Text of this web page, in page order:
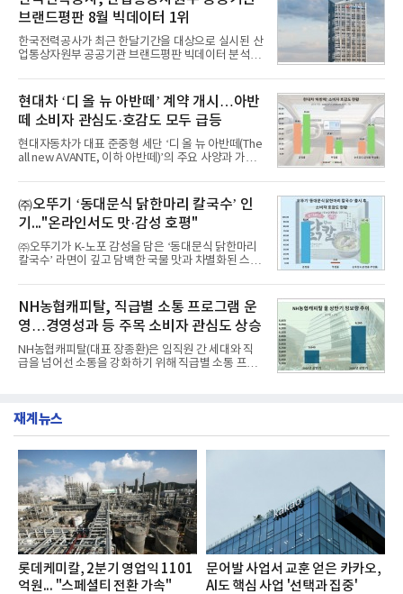
8월 7일까지 수집된 소비자 빅데이터 10,074,233건
을 분석한 결과, 메가스터디교육이 브랜드평판지수
1,710,926을 기록하며 8월 1위에 올랐다고 밝혔다.
분석에 활용된 빅데이터는 지난 7월(9,491,206건) 대
비 6.14% 증가한 수치로, 교육서비스 상장기업 브랜
디교육, 대교, 디지
브랜드평판 8월 빅데이터 1위
한국전력공사가 최근 한달기간을 대상으로 실시된 산
업통상자원부 공공기관 브랜드평판 빅데이터 분석에
이 순으로 뒤를 이었다.7일 한국기업평판연구소(소장
구창환)는 산업통상자원부 공공기관 41개 브랜드를
대상으로 지난 7월 7일부터 8월 7일까지 수집된 소비
자 빅데이터 91,102,549건을 분석한 결과, 한국전력
공사가 브랜드평판지수 10,670,633을 기록하며 8월
1위에 올랐다고 밝혔다. 분석에 활용된 빅데이터는 지
난 7월(88,893,823건) 대비 2.48% 증가한 수치다.연
수력원자력, 한국석
현대차 ‘디 올 뉴 아반떼’ 계약 개시…아반
떼 소비자 관심도·호감도 모두 급등
현대자동차가 대표 준중형 세단 ‘디 올 뉴 아반떼(The
all new AVANTE, 이하 아반떼)’의 주요 사양과 가격
떼는 6년 만에 선보이는 8세대 완전변경 모델로, ▲정
교한 선과 면을 중심으로 완성한 파격적인 디자인 ▲
과거 중형 세단 수준으로 확대된 차체 제원 ▲글로벌
최고 수준의 안전성 ▲성능과 효율을 동시에 높인 주
행 완성도 ▲첨단 편의 및 디지털 사양 적용 등을 통해
글로벌 준중형 세단의 새로운 기준을 세웠다.아반떼
는 가솔린 2.0과 1.6 하이브리드 두 가지 파워트레인
넘
㈜오뚜기 ‘동대문식 닭한마리 칼국수’ 인
기..."온라인서도 맛·감성 호평"
㈜오뚜기가 K-노포 감성을 담은 ‘동대문식 닭한마리
칼국수’ 라면이 깊고 담백한 국물 맛과 차별화된 스토
혔다.‘동대문식 닭한마리 칼국수’는 예상을 뛰어넘는
소비자 호응에 힘입어 지난 7월 13일 첫 선을 보인 지
단 18일 만에 누적 판매량 50만 개를 돌파하는 성과를
거두었다.이번 신제품은 개발진이 전국의 닭한마리
전문점을 직접 찾아 다니며 최적의 육수 비율을 완성
했다. 자극적이지 않으면서도 깊은 닭육수에 마늘의
개운한 풍미를 더했으며, 국물이 잘 배어들면서도 쫄
서도
NH농협캐피탈, 직급별 소통 프로그램 운
영…경영성과 등 주목 소비자 관심도 상승
NH농협캐피탈(대표 장종환)은 임직원 간 세대와 직
급을 넘어선 소통을 강화하기 위해 직급별 소통 프로
영지원부 홍보팀과 2026년 새로이(e)＊가 공동 주관
쳐 진행됐다.참고로 새로이(e)는 NH농협캐피탈 MZ
세대들로(과장~계장) 구성된 자율 참여조직으로, 조
직문화 혁신과 업무 효율성 향상을 위한 다양한 활동
을 추진하며,새로운 변화와 이로운 영향력을 조직전
반에 전파하는 역할
재계뉴스
롯데케미칼, 2분기 영업익 1101
억원... "스페셜티 전환 가속"
문어발 사업서 교훈 얻은 카카오,
AI도 핵심 사업 '선택과 집중'